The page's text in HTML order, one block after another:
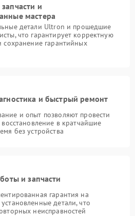
и
мастера
детали Ultron и прошедшие
что гарантирует корректную
сохранение гарантийных
и быстрый ремонт
и опыт позволяют провести
восстановление в кратчайшие
без устройства
и запчасти
гарантия на
детали, что
неисправностей